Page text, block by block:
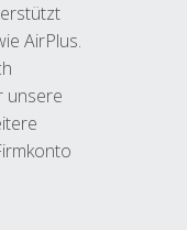
AirPlus.
unsere